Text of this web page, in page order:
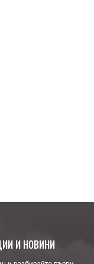
И НОВИНИ